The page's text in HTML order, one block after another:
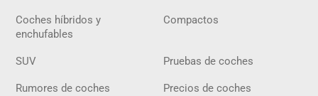
Coches híbridos y
enchufables
Compactos
SUV Pruebas de coches
Rumores de coches Precios de coches